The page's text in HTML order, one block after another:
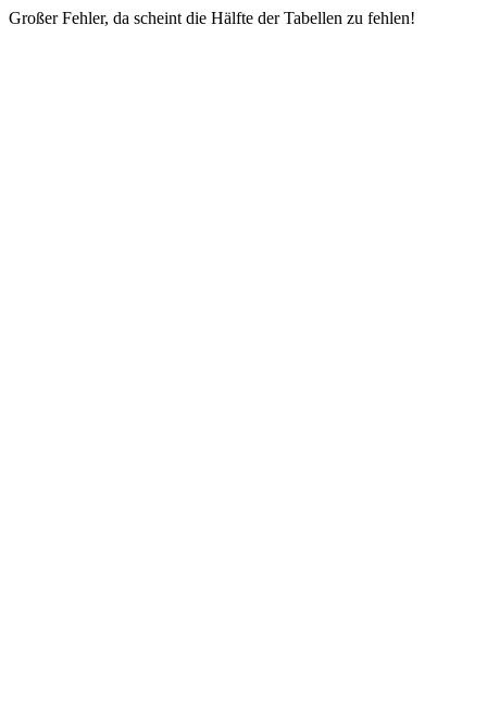
Großer Fehler, da scheint die Hälfte der Tabellen zu fehlen!